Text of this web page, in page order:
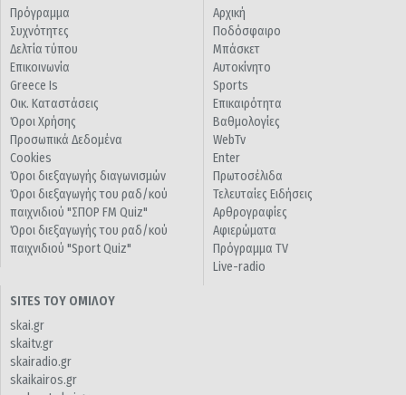
Πρόγραμμα
Συχνότητες
Δελτία τύπου
Επικοινωνία
Greece Is
Οικ. Καταστάσεις
Όροι Χρήσης
Προσωπικά Δεδομένα
Cookies
Όροι διεξαγωγής διαγωνισμών
Όροι διεξαγωγής του ραδ/κού
παιχνιδιού "ΣΠΟΡ FM Quiz"
Όροι διεξαγωγής του ραδ/κού
παιχνιδιού "Sport Quiz"
Αρχική
Ποδόσφαιρο
Μπάσκετ
Αυτοκίνητο
Sports
Επικαιρότητα
Βαθμολογίες
WebTv
Enter
Πρωτοσέλιδα
Τελευταίες Ειδήσεις
Αρθρογραφίες
Αφιερώματα
Πρόγραμμα TV
Live-radio
SITES ΤΟΥ ΟΜΙΛΟΥ
skai.gr
skaitv.gr
skairadio.gr
skaikairos.gr